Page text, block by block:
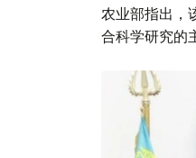
农业部指出，
合科学研究的